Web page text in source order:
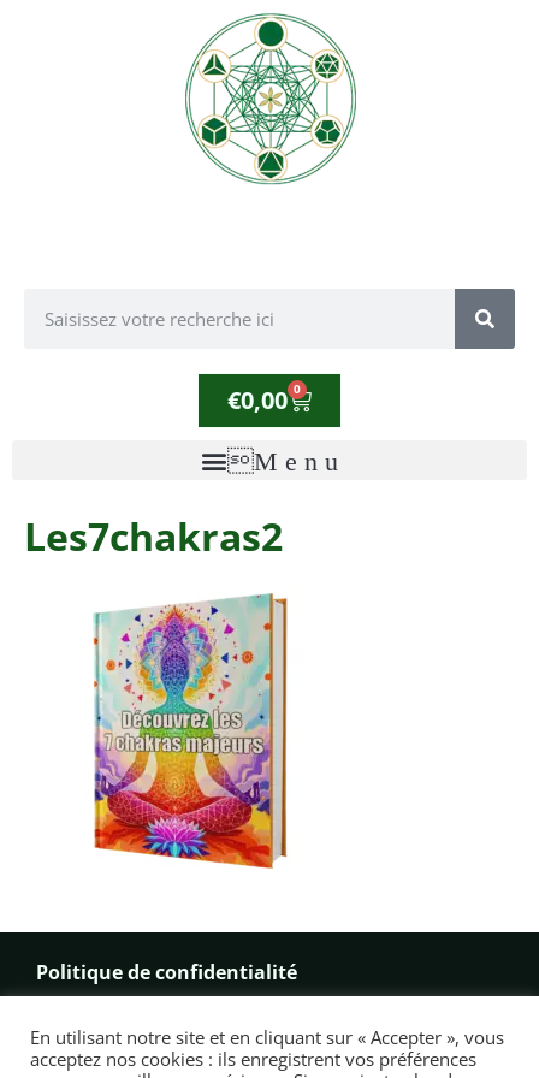
€0,00 0
Les7chakras2
Politique de confidentialité
Conditions Générales de Ventes (CGV)
En utilisant notre site et en cliquant sur « Accepter », vous
acceptez nos cookies : ils enregistrent vos préférences